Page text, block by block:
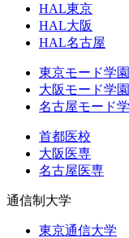
HAL東京
HAL大阪
HAL名古屋
東京モード学園
大阪モード学園
名古屋モード
首都医校
大阪医専
名古屋医専
通信制大学
東京通信大学